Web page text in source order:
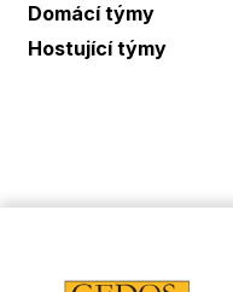
Domácí týmy
Hostující týmy